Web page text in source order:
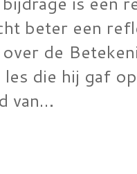
beter een
de
les die hij gaf
van…